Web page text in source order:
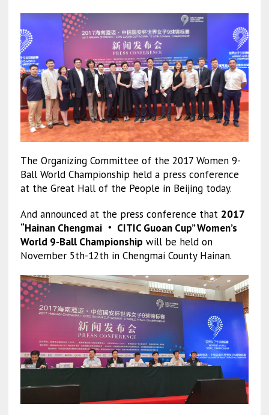
The Organizing Committee of the 2017 Women 9-
Ball World Championship held a press conference
at the Great Hall of the People in Beijing today.
And announced at the press conference that 2017
“Hainan Chengmai ‧ CITIC Guoan Cup” Women’s
World 9-Ball Championship will be held on
November 5th-12th in Chengmai County Hainan.